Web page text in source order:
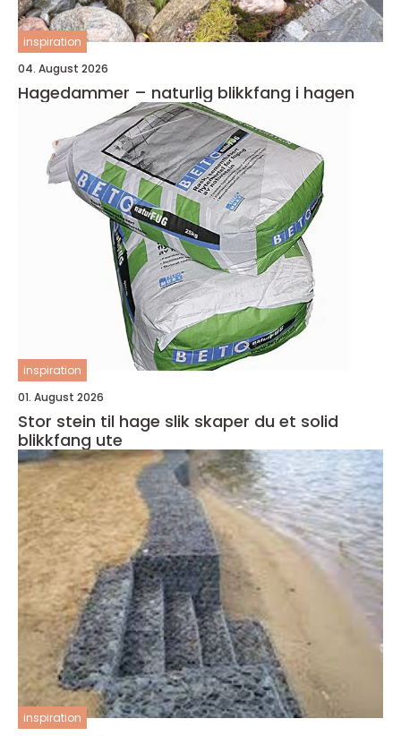
inspiration
04. August 2026
Hagedammer – naturlig blikkfang i hagen
inspiration
01. August 2026
Stor stein til hage slik skaper du et solid
blikkfang ute
inspiration